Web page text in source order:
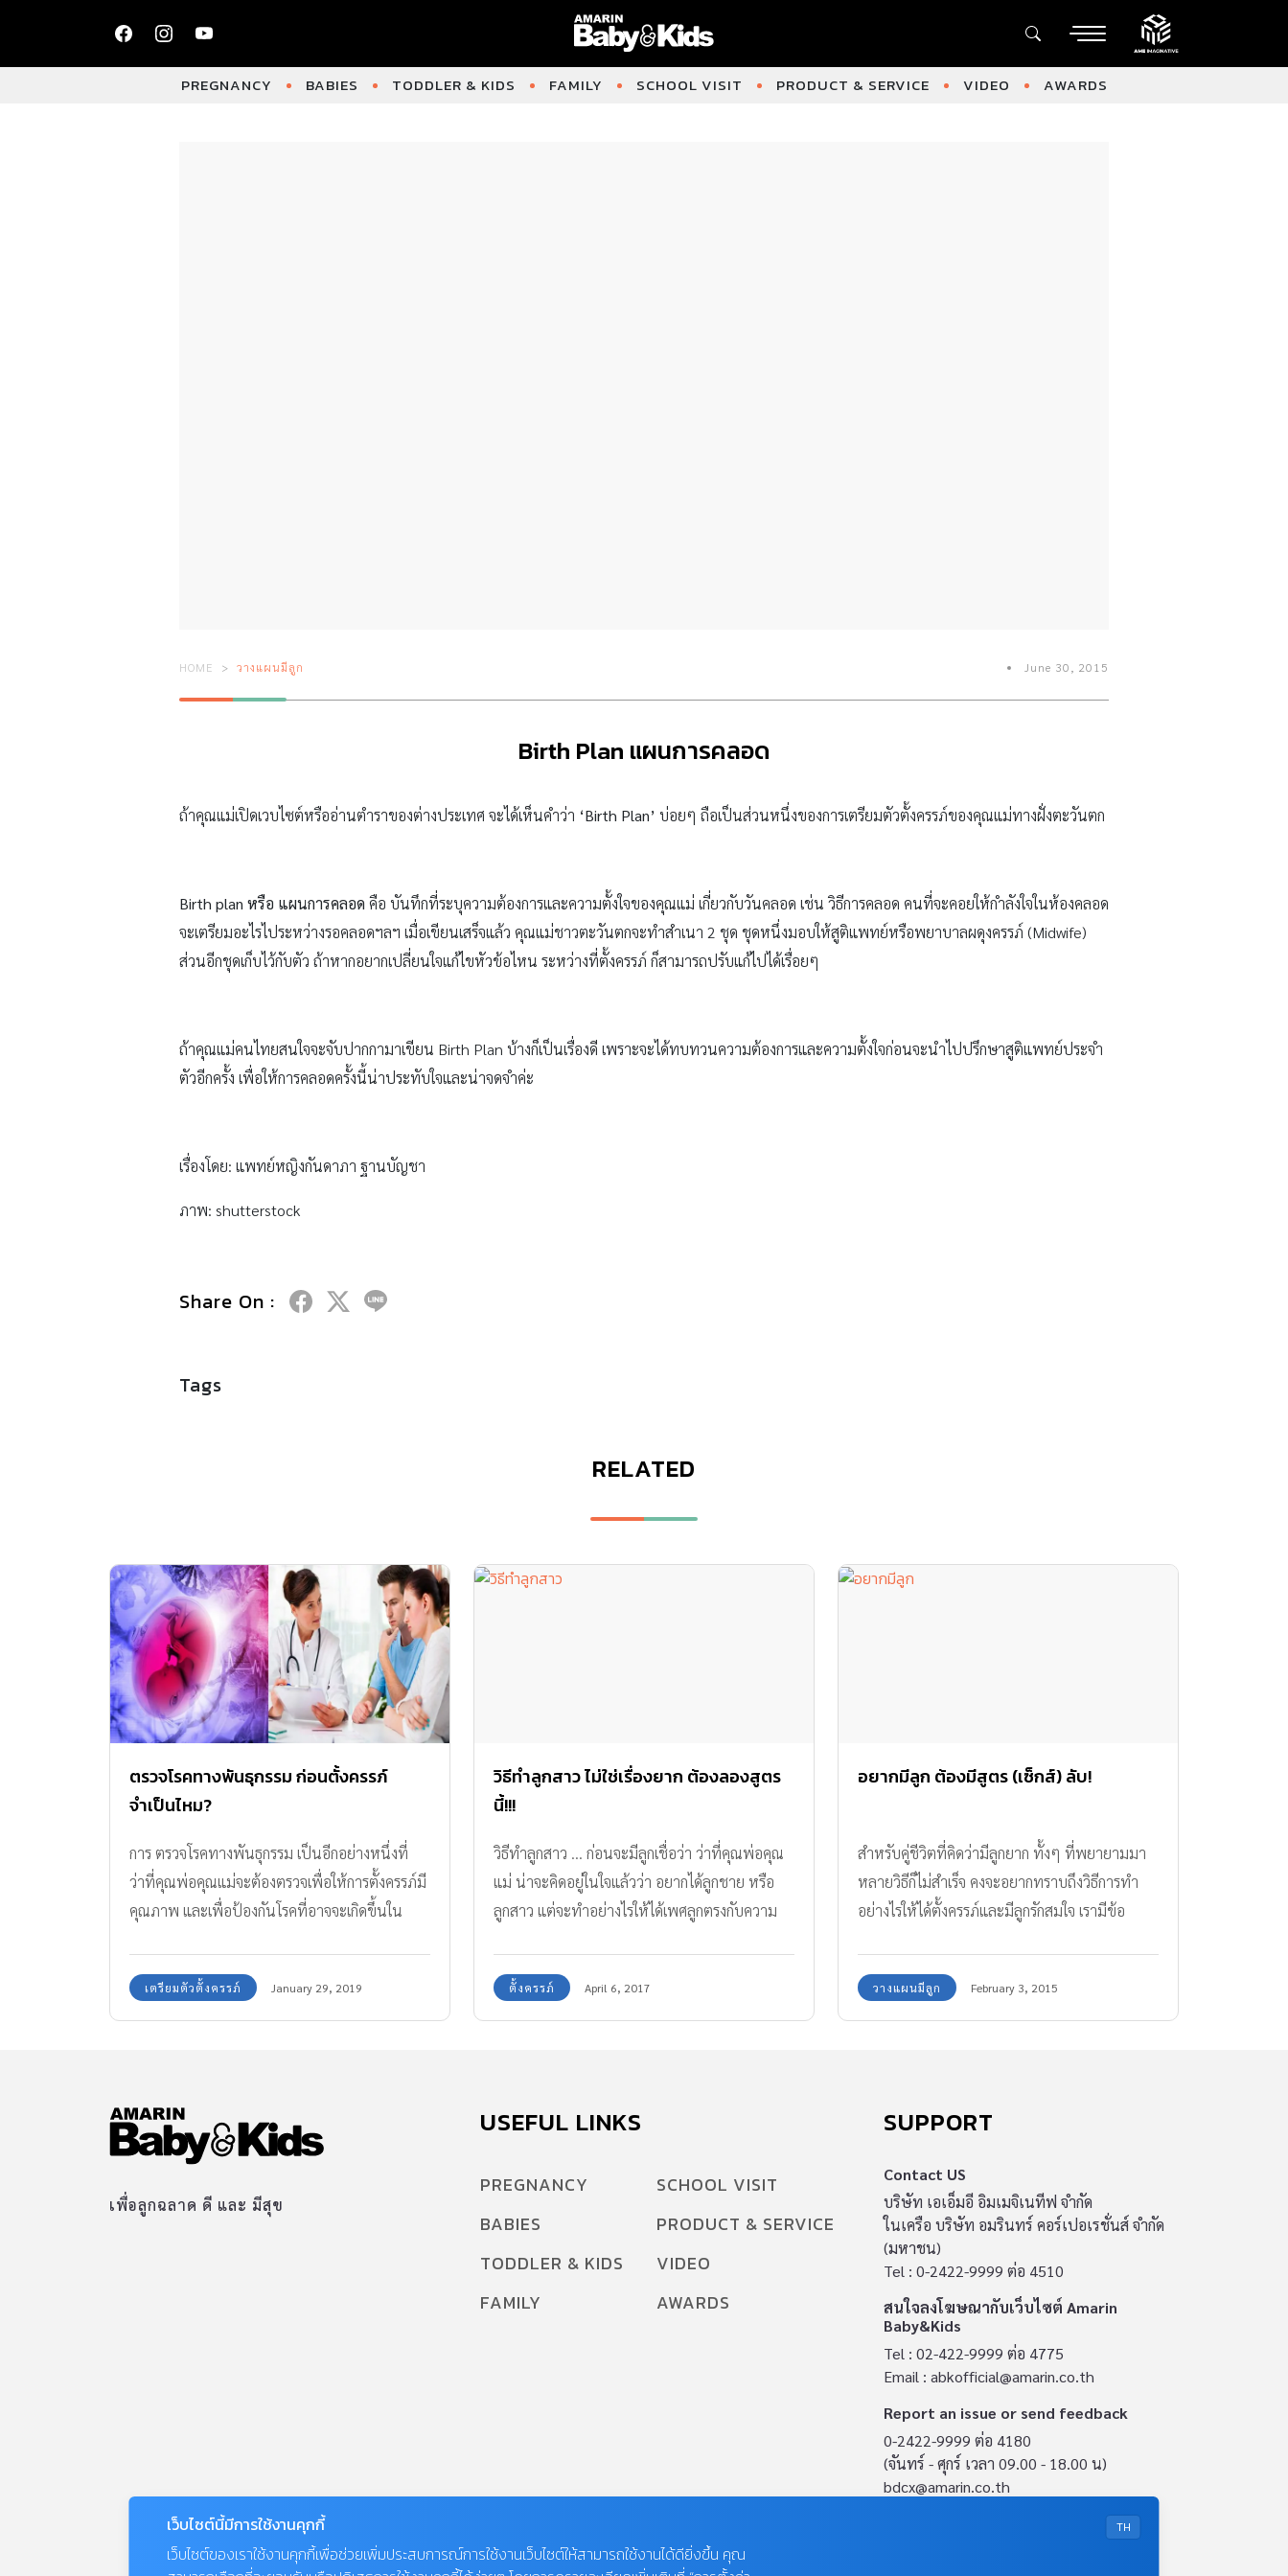
PREGNANCY BABIES TODDLER & KIDS FAMILY SCHOOL VISIT PRODUCT & SERVICE VIDEO AWARDS
HOME วางแผนมีลูก June 30, 2015
Birth Plan แผนการคลอด
ถ้าคุณแม่เปิดเวบไซต์หรืออ่านตำราของต่างประเทศ จะได้เห็นคำว่า ‘Birth Plan’ บ่อยๆ ถือเป็นส่วนหนึ่งของการเตรียมตัวตั้งครรภ์ของคุณแม่ทางฝั่งตะวันตก
Birth plan หรือ แผนการคลอด คือ บันทึกที่ระบุความต้องการและความตั้งใจของคุณแม่ เกี่ยวกับวันคลอด เช่น วิธีการคลอด คนที่จะคอยให้กำลังใจในห้องคลอด
จะเตรียมอะไรไประหว่างรอคลอดฯลฯ เมื่อเขียนเสร็จแล้ว คุณแม่ชาวตะวันตกจะทำสำเนา 2 ชุด ชุดหนึ่งมอบให้สูติแพทย์หรือพยาบาลผดุงครรภ์ (Midwife)
ส่วนอีกชุดเก็บไว้กับตัว ถ้าหากอยากเปลี่ยนใจแก้ไขหัวข้อไหน ระหว่างที่ตั้งครรภ์ ก็สามารถปรับแก้ไปได้เรื่อยๆ
ถ้าคุณแม่คนไทยสนใจจะจับปากกามาเขียน Birth Plan บ้างก็เป็นเรื่องดี เพราะจะได้ทบทวนความต้องการและความตั้งใจก่อนจะนำไปปรึกษาสูติแพทย์ประจำ
ตัวอีกครั้ง เพื่อให้การคลอดครั้งนี้น่าประทับใจและน่าจดจำค่ะ
เรื่องโดย: แพทย์หญิงกันดาภา ฐานบัญชา
ภาพ: shutterstock
Share On :
Tags
RELATED
ตรวจโรคทางพันธุกรรม ก่อนตั้งครรภ์
จำเป็นไหม?
การ ตรวจโรคทางพันธุกรรม เป็นอีกอย่างหนึ่งที่
ว่าที่คุณพ่อคุณแม่จะต้องตรวจเพื่อให้การตั้งครรภ์มี
คุณภาพ และเพื่อป้องกันโรคที่อาจจะเกิดขึ้นใน
เตรียมตัวตั้งครรภ์ January 29, 2019
วิธีทำลูกสาว ไม่ใช่เรื่องยาก ต้องลองสูตร
นี้!!!
วิธีทำลูกสาว ... ก่อนจะมีลูกเชื่อว่า ว่าที่คุณพ่อคุณ
แม่ น่าจะคิดอยู่ในใจแล้วว่า อยากได้ลูกชาย หรือ
ลูกสาว แต่จะทำอย่างไรให้ได้เพศลูกตรงกับความ
ตั้งครรภ์ April 6, 2017
อยากมีลูก ต้องมีสูตร (เซ็กส์) ลับ!
สำหรับคู่ชีวิตที่คิดว่ามีลูกยาก ทั้งๆ ที่พยายามมา
หลายวิธีก็ไม่สำเร็จ คงจะอยากทราบถึงวิธีการทำ
อย่างไรให้ได้ตั้งครรภ์และมีลูกรักสมใจ เรามีข้อ
วางแผนมีลูก February 3, 2015
เพื่อลูกฉลาด ดี และ มีสุข
USEFUL LINKS
PREGNANCY
BABIES
TODDLER & KIDS
FAMILY
SCHOOL VISIT
PRODUCT & SERVICE
VIDEO
AWARDS
SUPPORT
Contact US
บริษัท เอเอ็มอี อิมเมจิเนทีฟ จำกัด
ในเครือ บริษัท อมรินทร์ คอร์เปอเรชั่นส์ จำกัด
(มหาชน)
Tel : 0-2422-9999 ต่อ 4510
สนใจลงโฆษณากับเว็บไซต์ Amarin
Baby&Kids
Tel : 02-422-9999 ต่อ 4775
Email : abkofficial@amarin.co.th
Report an issue or send feedback
0-2422-9999 ต่อ 4180
(จันทร์ - ศุกร์ เวลา 09.00 - 18.00 น)
bdcx@amarin.co.th
TH
เว็บไซต์นี้มีการใช้งานคุกกี้
เว็บไซต์ของเราใช้งานคุกกี้เพื่อช่วยเพิ่มประสบการณ์การใช้งานเว็บไซต์ให้สามารถใช้งานได้ดียิ่งขึ้น คุณ